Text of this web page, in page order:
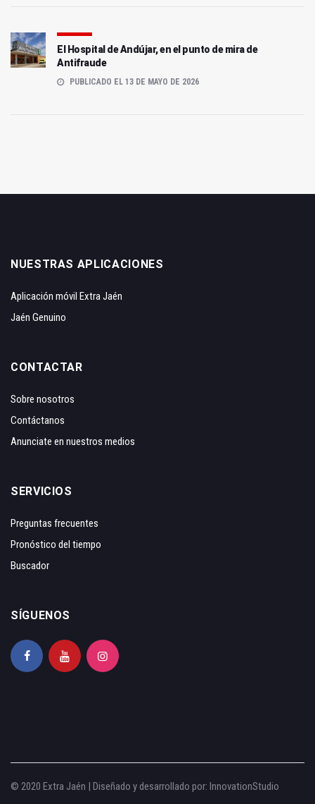
El Hospital de Andújar, en el punto de mira de
Antifraude
PUBLICADO EL 13 DE MAYO DE 2026
NUESTRAS APLICACIONES
Aplicación móvil Extra Jaén
Jaén Genuino
CONTACTAR
Sobre nosotros
Contáctanos
Anunciate en nuestros medios
SERVICIOS
Preguntas frecuentes
Pronóstico del tiempo
Buscador
SÍGUENOS
© 2020 Extra Jaén | Diseñado y desarrollado por: InnovationStudio